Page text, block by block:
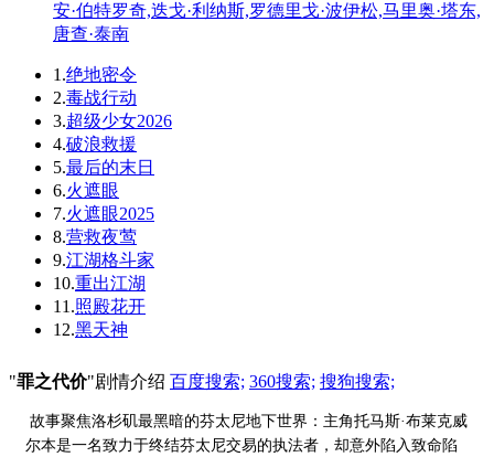
安·伯特罗奇,迭戈·利纳斯,罗德里戈·波伊松,马里奥·塔东,
唐查·泰南
1.绝地密令
2.毒战行动
3.超级少女2026
4.破浪救援
5.最后的末日
6.火遮眼
7.火遮眼2025
8.营救夜莺
9.江湖格斗家
10.重出江湖
11.照殿花开
12.黑天神
"罪之代价"剧情介绍 百度搜索; 360搜索; 搜狗搜索;
故事聚焦洛杉矶最黑暗的芬太尼地下世界：主角托马斯·布莱克威
尔本是一名致力于终结芬太尼交易的执法者，却意外陷入致命陷